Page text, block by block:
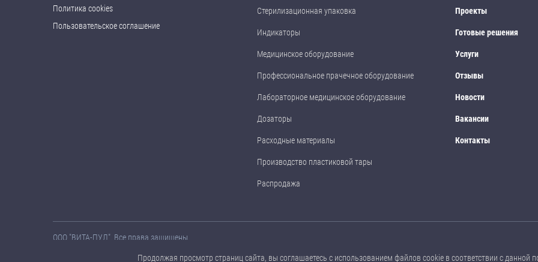
Политика cookies
Пользовательское соглашение
Стерилизационная упаковка
Индикаторы
Медицинское оборудование
Профессиональное прачечное оборудование
Лабораторное медицинское оборудование
Дозаторы
Расходные материалы
Производство пластиковой тары
Распродажа
Проекты
Готовые решения
Услуги
Отзывы
Новости
Вакансии
Контакты
ООО "ВИТА-ПУЛ". Все права защищены.
Продолжая просмотр страниц сайта, вы соглашаетесь с использованием файлов cookie в соответствии с данной